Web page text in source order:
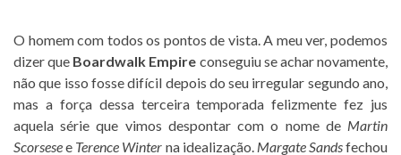
O homem com todos os pontos de vista. A meu ver, podemos
dizer que Boardwalk Empire conseguiu se achar novamente,
não que isso fosse difícil depois do seu irregular segundo ano,
mas a força dessa terceira temporada felizmente fez jus
aquela série que vimos despontar com o nome de Martin
Scorsesee Terence Winter na idealização. Margate Sandsfechou